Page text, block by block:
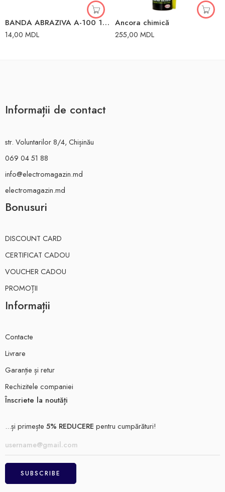
BANDA ABRAZIVA A-100 100 MM x 1 M LIDER
14,00 MDL
Ancora chimică
255,00 MDL
Informații de contact
str. Voluntarilor 8/4, Chișinău
069 04 51 88
info@electromagazin.md
electromagazin.md
Bonusuri
DISCOUNT CARD
CERTIFICAT CADOU
VOUCHER CADOU
PROMOȚII
Informații
Contacte
Livrare
Garanție și retur
Rechizitele companiei
Înscriete la noutăți
...și primește 5% REDUCERE pentru cumpărături!